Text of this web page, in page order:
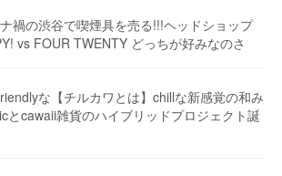
禍の渋谷で喫煙具を売る!!!ヘッドショップ
vs FOUR TWENTY どっちが好みなのさ
な【チルカワとは】chillな新感覚の和み
とcawaii雑貨のハイブリッドプロジェクト誕